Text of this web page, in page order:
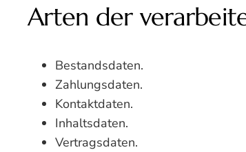
Arten der
Bestandsdaten.
Zahlungsdaten.
Kontaktdaten.
Inhaltsdaten.
Vertragsdaten.